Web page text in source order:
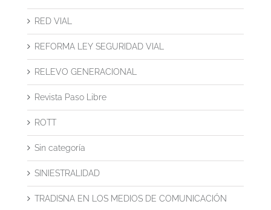
RED VIAL
REFORMA LEY SEGURIDAD VIAL
RELEVO GENERACIONAL
Revista Paso Libre
ROTT
Sin categoría
SINIESTRALIDAD
TRADISNA EN LOS MEDIOS DE COMUNICACIÓN